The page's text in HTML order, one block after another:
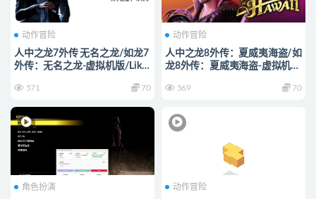
动作冒险
人中之龙7外传 无名之龙/如龙7
外传：无名之龙-虚拟机版/Like
Erased His Name HYPERVISOR
571 70
动作冒险
人中之龙8外传：夏威夷海盗/如
龙8外传：夏威夷海盗-虚拟机
in Hawaii HYPERVISOR
569 70
角色扮演 动作冒险